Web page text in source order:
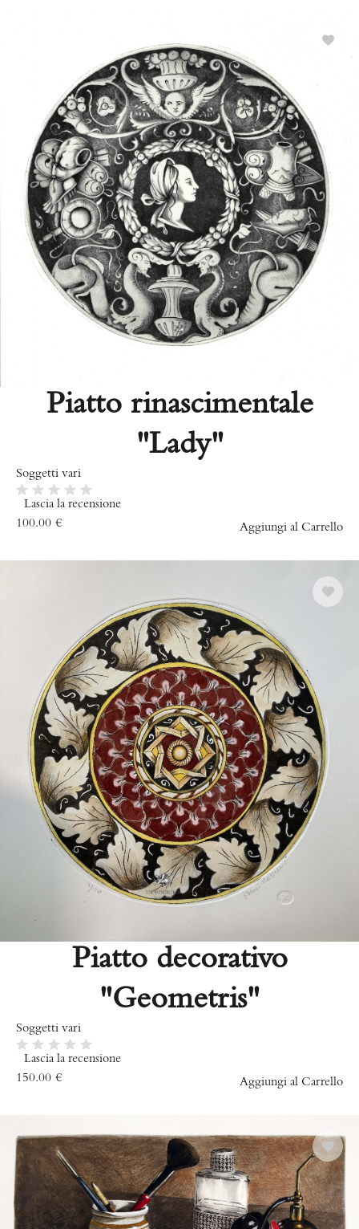
Piatto rinascimentale
"Lady"
Soggetti vari
Lascia la recensione
€
100.00 Aggiungi al Carrello
Piatto decorativo
"Geometris"
Soggetti vari
Lascia la recensione
€
150.00 Aggiungi al Carrello